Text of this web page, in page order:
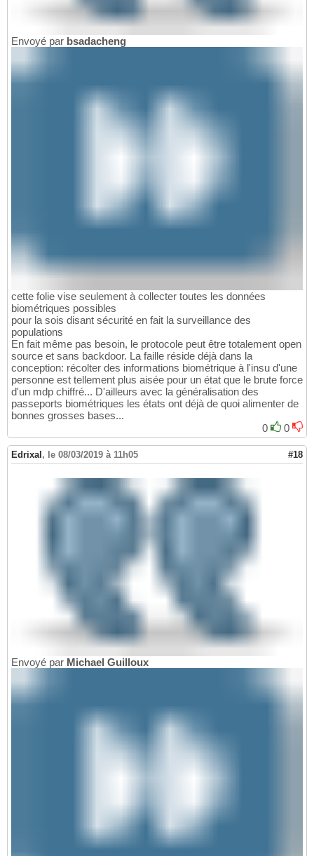
Envoyé par bsadacheng
cette folie vise seulement à collecter toutes les données
biométriques possibles
pour la sois disant sécurité en fait la surveillance des
populations
En fait même pas besoin, le protocole peut être totalement open
source et sans backdoor. La faille réside déjà dans la
conception: récolter des informations biométrique à l'insu d'une
personne est tellement plus aisée pour un état que le brute force
d'un mdp chiffré... D'ailleurs avec la généralisation des
passeports biométriques les états ont déjà de quoi alimenter de
bonnes grosses bases...
0
0
Edrixal, le 08/03/2019 à 11h05 #18
Envoyé par Michael Guilloux